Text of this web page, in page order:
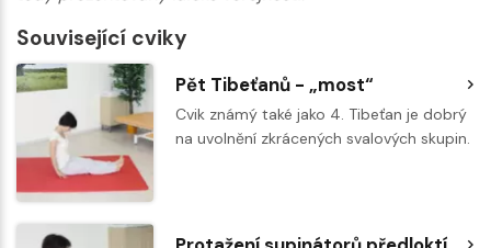
Související cviky
Pět Tibeťanů - „most“
Cvik známý také jako 4. Tibeťan je dobrý
na uvolnění zkrácených svalových skupin.